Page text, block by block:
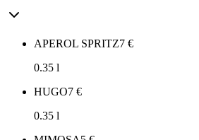
APEROL SPRITZ7 €
0.35 l
HUGO7 €
0.35 l